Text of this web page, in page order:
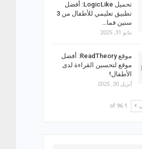
تحميل LogicLike: أفضل
تطبيق تعليمي للأطفال من 3
سنين فما…
مايو 31, 2025
موقع ReadTheory: أفضل
موقع لتحسين القراءة لدى
الأطفال!
أبريل 30, 2025
1 of 96